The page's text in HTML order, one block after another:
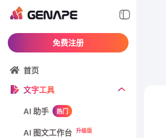
免费注册
首页
文字工具
AI 助手 热门
AI 图文工作台 升级版